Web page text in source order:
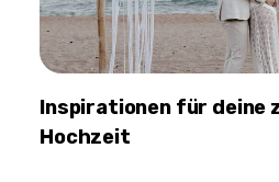
Inspirationen für deine
Hochzeit